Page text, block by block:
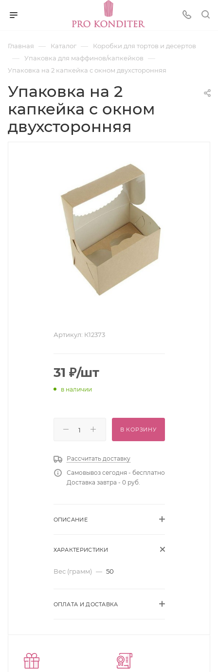
Главная — Каталог — Коробки для тортов и десертов
— Упаковка для маффинов/капкейков —
Упаковка на 2 капкейка с окном двухсторонняя
Упаковка на 2
капкейка с окном
двухсторонняя
Артикул: К12373
31 ₽/шт
в наличии
В КОРЗИНУ
Рассчитать доставку
Самовывоз сегодня - бесплатно
Доставка завтра - 0 руб.
ОПИСАНИЕ
ХАРАКТЕРИСТИКИ
Вес (грамм) — 50
ОПЛАТА И ДОСТАВКА